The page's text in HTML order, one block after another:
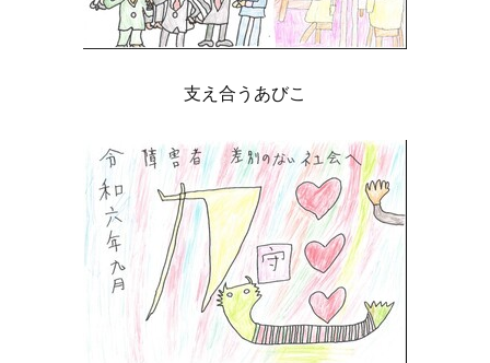
支え合うあびこ